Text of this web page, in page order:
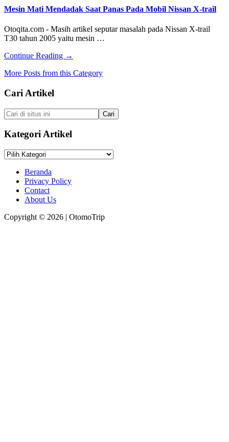
dan
Mengatasi
Mesin
Mobil
di
Tanjakan
Mesin Mati Mendadak Saat Panas Pada Mobil Nissan X-trail
Otoqita.com - Masih artikel seputar masalah pada Nissan X-trail
T30 tahun 2005 yaitu mesin …
Continue Reading about
Mati
Pada
Mobil
Nissan
X-
→
More Posts from this Category
Footer
Cari Artikel
Cari
di
situs
ini
Kategori Artikel
Kategori
Beranda
Privacy Policy
Contact
About Us
Copyright © 2026 | OtomoTrip